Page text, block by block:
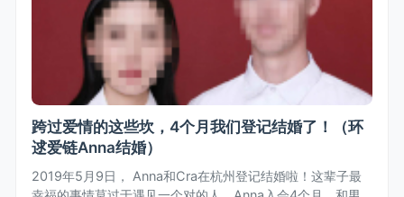
跨过爱情的这些坎，4个月我们登记结婚了！（环
逑爱链Anna结婚）
2019年5月9日， Anna和Cra在杭州登记结婚啦！这辈子最